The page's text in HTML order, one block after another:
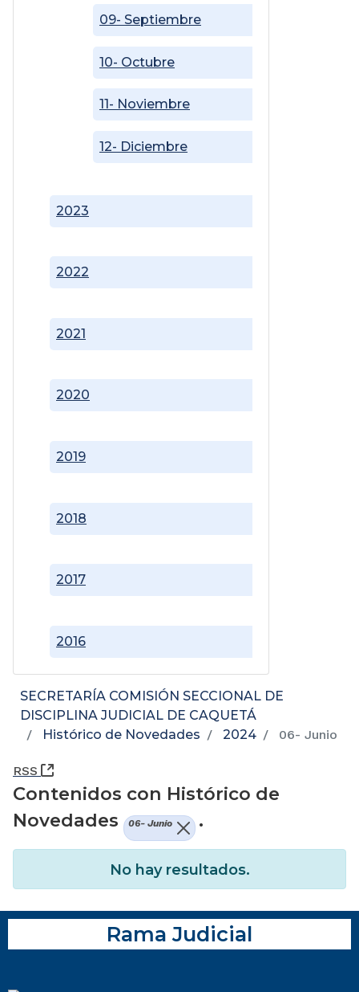
2016
2017
2018
2019
2020
2021
2022
2023
09- Septiembre
10- Octubre
11- Noviembre
12- Diciembre
SECRETARÍA COMISIÓN SECCIONAL DE
DISCIPLINA JUDICIAL DE CAQUETÁ
Histórico de Novedades
2024 06- Junio
RSS (Abre una nueva ventana)
Contenidos con Histórico de
Novedades
06- Junio .
No hay resultados.
Rama Judicial